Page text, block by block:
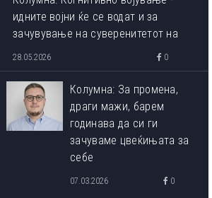
идните војни ќе се водат и за
зачувување на суверенитетот на
сопствениот ум
28.05.2026 0
Колумна: За промена,
драги мажи, барем
годинава да си ги
зачуваме цвеќињата за
себе
07.03.2026 0